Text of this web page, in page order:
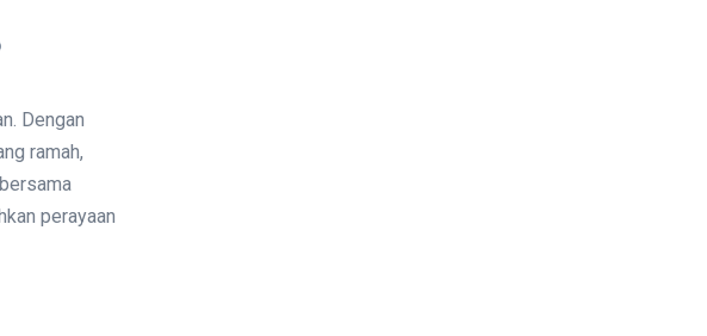
Dengan
ramah,
perayaan